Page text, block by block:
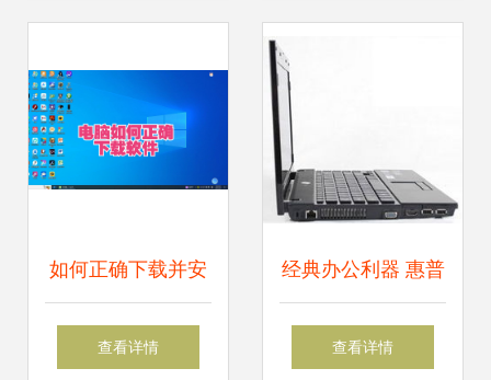
如何正确下载并安
装电脑软件，降低
查看详情
经典办公利器 惠普
HP
查看详情